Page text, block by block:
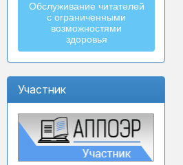
Обслуживание читателей
с ограниченными
возможностями
здоровья
Участник